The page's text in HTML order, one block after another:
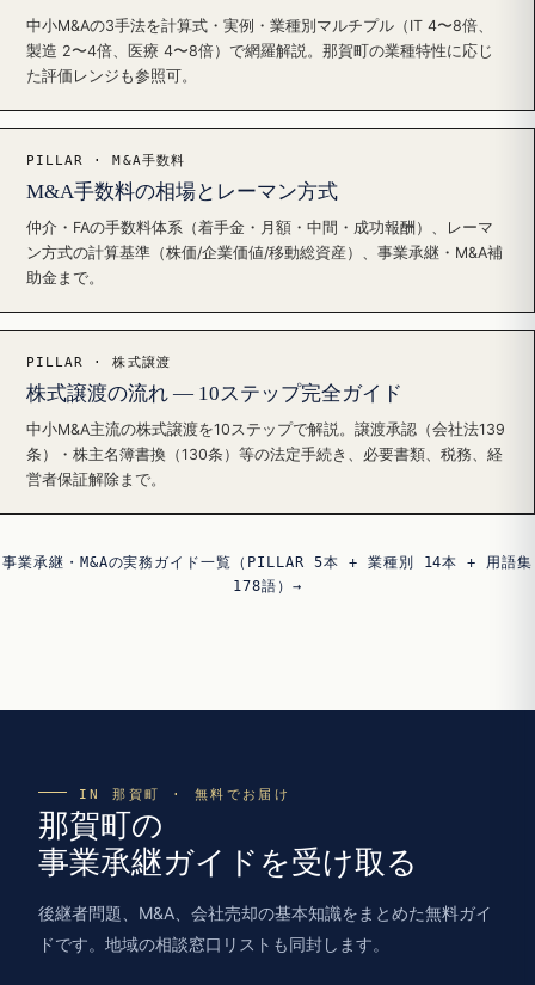
中小M&Aの3手法を計算式・実例・業種別マルチプル（IT 4〜8倍、
製造 2〜4倍、医療 4〜8倍）で網羅解説。那賀町の業種特性に応じ
た評価レンジも参照可。
PILLAR · M&A手数料
M&A手数料の相場とレーマン方式
仲介・FAの手数料体系（着手金・月額・中間・成功報酬）、レーマ
ン方式の計算基準（株価/企業価値/移動総資産）、事業承継・M&A補
助金まで。
PILLAR · 株式譲渡
株式譲渡の流れ — 10ステップ完全ガイド
中小M&A主流の株式譲渡を10ステップで解説。譲渡承認（会社法139
条）・株主名簿書換（130条）等の法定手続き、必要書類、税務、経
営者保証解除まで。
事業承継・M&Aの実務ガイド一覧（PILLAR 5本 + 業種別 14本 + 用語集
178語）→
IN 那賀町 · 無料でお届け
那賀町の
事業承継ガイドを受け取る
後継者問題、M&A、会社売却の基本知識をまとめた無料ガイ
ドです。地域の相談窓口リストも同封します。